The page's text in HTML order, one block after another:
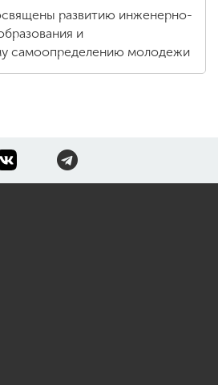
развитию инженерно-
и
самоопределению молодежи